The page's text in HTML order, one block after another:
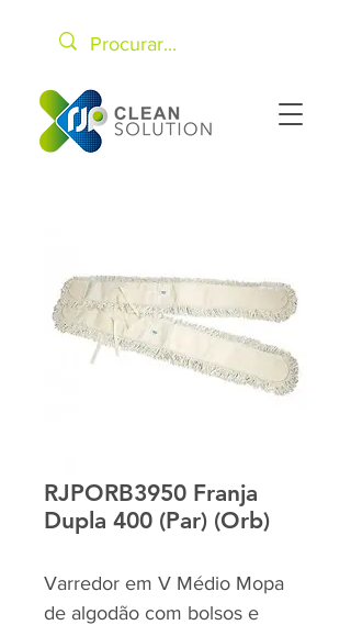
RJPORB3950 Franja
Dupla 400 (Par) (Orb)
Varredor em V Médio Mopa
de algodão com bolsos e